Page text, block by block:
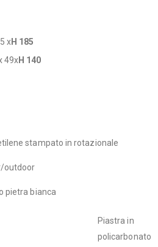
xH 185
49xH 140
stampato in rotazionale
outdoor
pietra bianca
Piastra in
policarbonato